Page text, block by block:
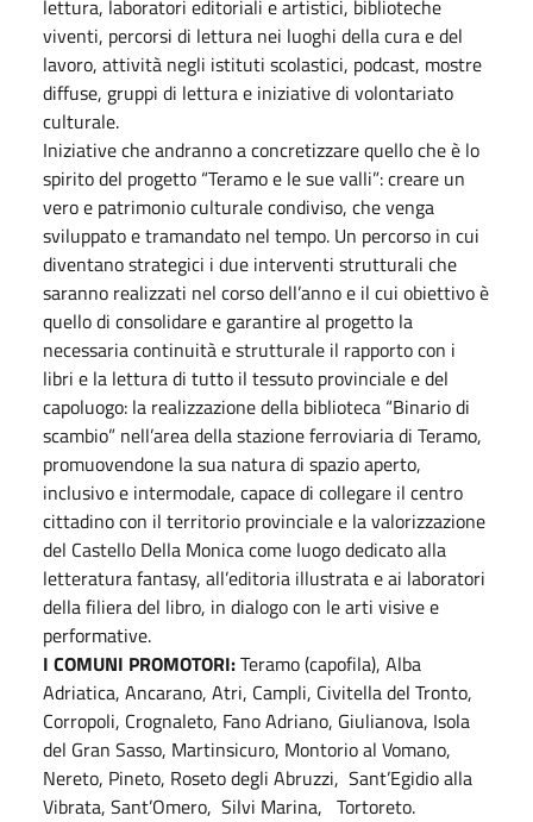
lettura, laboratori editoriali e artistici, biblioteche
viventi, percorsi di lettura nei luoghi della cura e del
lavoro, attività negli istituti scolastici, podcast, mostre
diffuse, gruppi di lettura e iniziative di volontariato
culturale.
Iniziative che andranno a concretizzare quello che è lo
spirito del progetto “Teramo e le sue valli”: creare un
vero e patrimonio culturale condiviso, che venga
sviluppato e tramandato nel tempo. Un percorso in cui
diventano strategici i due interventi strutturali che
saranno realizzati nel corso dell’anno e il cui obiettivo è
quello di consolidare e garantire al progetto la
necessaria continuità e strutturale il rapporto con i
libri e la lettura di tutto il tessuto provinciale e del
capoluogo: la realizzazione della biblioteca “Binario di
scambio” nell’area della stazione ferroviaria di Teramo,
promuovendone la sua natura di spazio aperto,
inclusivo e intermodale, capace di collegare il centro
cittadino con il territorio provinciale e la valorizzazione
del Castello Della Monica come luogo dedicato alla
letteratura fantasy, all’editoria illustrata e ai laboratori
della filiera del libro, in dialogo con le arti visive e
performative.
I COMUNI PROMOTORI:Teramo (capofila), Alba
Adriatica, Ancarano, Atri, Campli, Civitella del Tronto,
Corropoli, Crognaleto, Fano Adriano, Giulianova, Isola
del Gran Sasso, Martinsicuro, Montorio al Vomano,
Nereto, Pineto, Roseto degli Abruzzi, Sant’Egidio alla
Vibrata, Sant’Omero, Silvi Marina, Tortoreto.